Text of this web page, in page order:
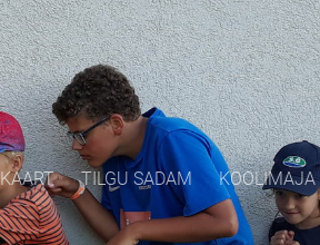
KAART TILGU SADAM KOOLIMAJA